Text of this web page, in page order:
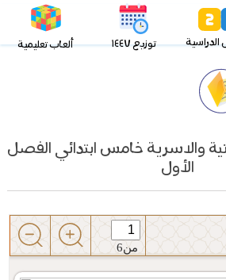
توزيع ١٤٤٧ ألعاب تعليمية
والاسرية خامس ابتدائي الفصل
الأول